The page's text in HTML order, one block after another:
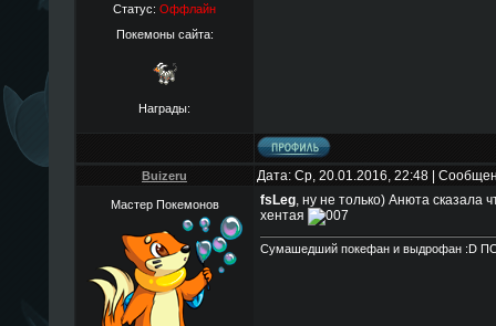
Статус: Оффлайн
Покемоны сайта:
Награды:
Buizeru Дата: Ср, 20.01.2016, 22:48 |
Мастер Покемонов fsLeg, ну не только) Анюта сказала
хентая
Сумашедший покефан и выдрофан :D